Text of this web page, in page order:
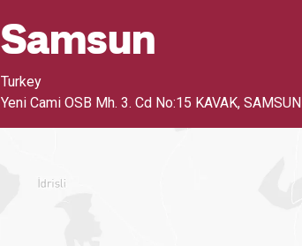
Samsun
Turkey
Yeni Cami OSB Mh. 3. Cd No:15 KAVAK, SAMSUN